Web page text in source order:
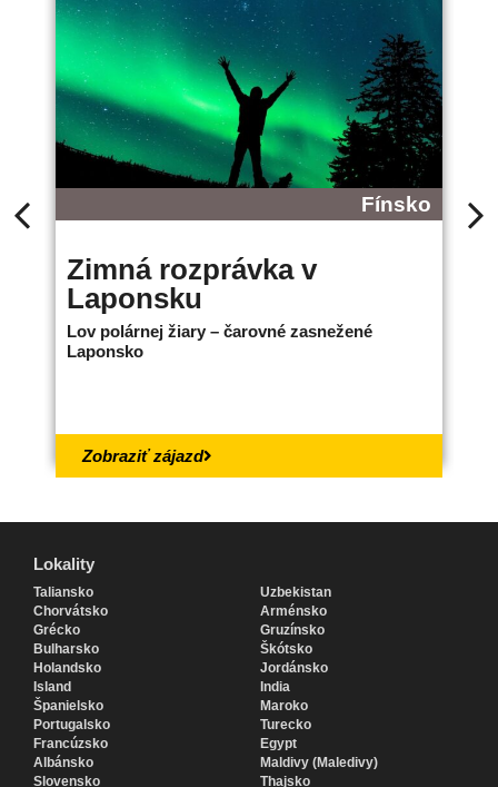
Fínsko
Zimná rozprávka v
Laponsku
Lov polárnej žiary – čarovné zasnežené
Laponsko
Zobraziť zájazd
Lokality
Taliansko
Chorvátsko
Grécko
Bulharsko
Holandsko
Island
Španielsko
Portugalsko
Francúzsko
Albánsko
Slovensko
Uzbekistan
Arménsko
Gruzínsko
Škótsko
Jordánsko
India
Maroko
Turecko
Egypt
Maldivy (Maledivy)
Thajsko